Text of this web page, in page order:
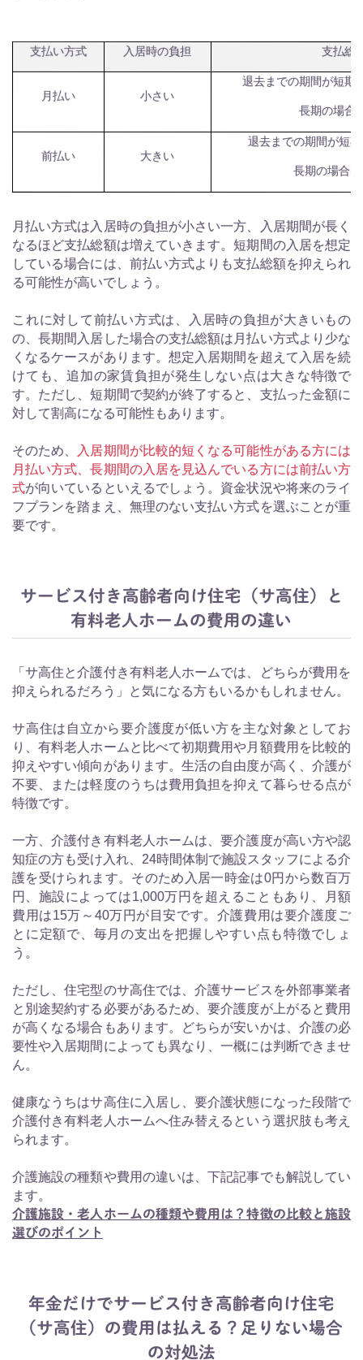
支払い方式 入居時の負担 支払総
月払い 小さい
退去までの期間が短期
長期の場合
前払い 大きい
退去までの期間が短
長期の場合
月払い方式は入居時の負担が小さい一方、入居期間が長く
なるほど支払総額は増えていきます。短期間の入居を想定
している場合には、前払い方式よりも支払総額を抑えられ
る可能性が高いでしょう。
これに対して前払い方式は、入居時の負担が大きいもの
の、長期間入居した場合の支払総額は月払い方式より少な
くなるケースがあります。想定入居期間を超えて入居を続
けても、追加の家賃負担が発生しない点は大きな特徴で
す。ただし、短期間で契約が終了すると、支払った金額に
対して割高になる可能性もあります。
そのため、
入居期間が比較的短くなる可能性がある方には
月払い方式、長期間の入居を見込んでいる方には前払い方
式が向いているといえるでしょう。資金状況や将来のライ
フプランを踏まえ、無理のない支払い方式を選ぶことが重
要です。
サービス付き高齢者向け住宅（サ高住）と
有料老人ホームの費用の違い
「サ高住と介護付き有料老人ホームでは、どちらが費用を
抑えられるだろう」と気になる方もいるかもしれません。
サ高住は自立から要介護度が低い方を主な対象としてお
り、有料老人ホームと比べて初期費用や月額費用を比較的
抑えやすい傾向があります。生活の自由度が高く、介護が
不要、または軽度のうちは費用負担を抑えて暮らせる点が
特徴です。
一方、介護付き有料老人ホームは、要介護度が高い方や認
知症の方も受け入れ、24時間体制で施設スタッフによる介
護を受けられます。そのため入居一時金は0円から数百万
円、施設によっては1,000万円を超えることもあり、月額
費用は15万～40万円が目安です。介護費用は要介護度ご
とに定額で、毎月の支出を把握しやすい点も特徴でしょ
う。
ただし、住宅型のサ高住では、介護サービスを外部事業者
と別途契約する必要があるため、要介護度が上がると費用
が高くなる場合もあります。どちらが安いかは、介護の必
要性や入居期間によっても異なり、一概には判断できませ
ん。
健康なうちはサ高住に入居し、要介護状態になった段階で
介護付き有料老人ホームへ住み替えるという選択肢も考え
られます。
介護施設の種類や費用の違いは、下記記事でも解説してい
ます。
介護施設・老人ホームの種類や費用は？特徴の比較と施設
選びのポイント
年金だけでサービス付き高齢者向け住宅
（サ高住）の費用は払える？足りない場合
の対処法